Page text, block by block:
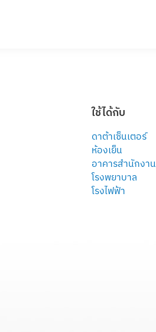
ใช้ได้กับ
ดาต้าเซ็นเตอร์
ห้องเย็น
อาคารสำนักงาน
โรงพยาบาล
โรงไฟฟ้า